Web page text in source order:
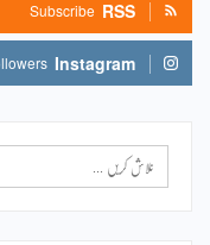
RSS
Subscribe
Instagram